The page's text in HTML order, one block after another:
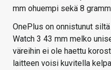
mm ohuempi sekä 8
OnePlus on onnistunut
Watch 3 43 mm melko
väreihin ei ole haettu
laitteen voisi kuvitella